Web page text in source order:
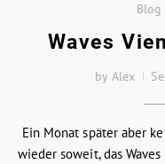
Blog
Waves
by Alex
Ein Monat später aber
wieder soweit, das